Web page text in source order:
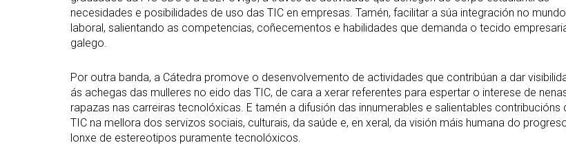
necesidades e posibilidades de uso das TIC en empresas. Tamén, facilitar a súa integración no mundo
laboral, salientando as competencias, coñecementos e habilidades que demanda o tecido
galego.
Por outra banda, a Cátedra promove o desenvolvemento de actividades que contribúan a dar
ás achegas das mulleres no eido das TIC, de cara a xerar referentes para espertar o interese de
rapazas nas carreiras tecnolóxicas. E tamén a difusión das innumerables e salientables contribucións
TIC na mellora dos servizos sociais, culturais, da saúde e, en xeral, da visión máis humana do
lonxe de estereotipos puramente tecnolóxicos.